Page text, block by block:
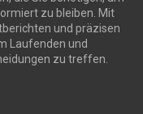
zu bleiben. Mit
und präzisen
Laufenden und
zu treffen.